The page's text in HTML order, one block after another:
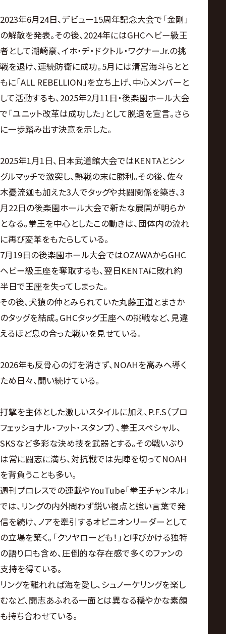
2023年6月24日、デビュー15周年記念大会で「金剛」
の解散を発表。その後、2024年にはGHCヘビー級王
者として潮崎豪、イホ・デ・ドクトル・ワグナーJr.の挑
戦を退け、連続防衛に成功。5月には清宮海斗らとと
もに「ALL REBELLION」を立ち上げ、中心メンバーと
して活動するも、2025年2月11日・後楽園ホール大会
で「ユニット改革は成功した」として脱退を宣言。さら
に一歩踏み出す決意を示した。
2025年1月1日、日本武道館大会ではKENTAとシン
グルマッチで激突し、熱戦の末に勝利。その後、佐々
木憂流迦も加えた3人でタッグや共闘関係を築き、3
月22日の後楽園ホール大会で新たな展開が明らか
となる。拳王を中心としたこの動きは、団体内の流れ
に再び変革をもたらしている。
7月19日の後楽園ホール大会ではOZAWAからGHC
ヘビー級王座を奪取するも、翌日KENTAに敗れ約
半日で王座を失ってしまった。
その後、犬猿の仲とみられていた丸藤正道とまさか
のタッグを結成。GHCタッグ王座への挑戦など、見違
えるほど息の合った戦いを見せている。
2026年も反骨心の灯を消さず、NOAHを高みへ導く
ため日々、闘い続けている。
打撃を主体とした激しいスタイルに加え、P.F.S（プロ
フェッショナル・フット・スタンプ）、拳王スペシャル、
SKSなど多彩な決め技を武器とする。その戦いぶり
は常に闘志に満ち、対抗戦では先陣を切ってNOAH
を背負うことも多い。
週刊プロレスでの連載やYouTube「拳王チャンネル」
では、リングの内外問わず鋭い視点と強い言葉で発
信を続け、ノアを牽引するオピニオンリーダーとして
の立場を築く。「クソヤローども！」と呼びかける独特
の語り口も含め、圧倒的な存在感で多くのファンの
支持を得ている。
リングを離れれば海を愛し、シュノーケリングを楽し
むなど、闘志あふれる一面とは異なる穏やかな素顔
も持ち合わせている。